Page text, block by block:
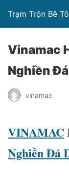
Trạm Trộn Bê
Vinamac
Nghiền
vinamac
VINAMAC
Nghiền Đá